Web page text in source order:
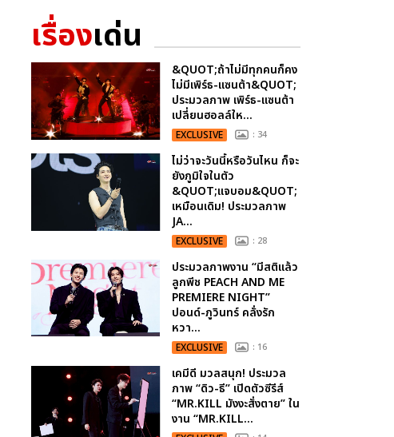
เรื่องเด่น
&QUOT;ถ้าไม่มีทุกคนก็คง
ไม่มีเพิร์ธ-แซนต้า&QUOT;
ประมวลภาพ เพิร์ธ-แซนต้า
เปลี่ยนฮอลล์ให...
EXCLUSIVE : 34
ไม่ว่าจะวันนี้หรือวันไหน ก็จะ
ยังภูมิใจในตัว
&QUOT;แจบอม&QUOT;
เหมือนเดิม! ประมวลภาพ
JA...
EXCLUSIVE : 28
ประมวลภาพงาน “มีสติแล้ว
ลูกพีช PEACH AND ME
PREMIERE NIGHT”
ปอนด์-ภูวินทร์ คลั่งรัก
หวา...
EXCLUSIVE : 16
เคมีดี มวลสนุก! ประมวล
ภาพ “ดิว-ธี” เปิดตัวซีรีส์
“MR.KILL มังงะสั่งตาย” ใน
งาน “MR.KILL...